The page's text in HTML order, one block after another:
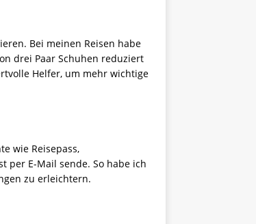
Bei meinen Reisen habe
drei Paar Schuhen reduziert
Helfer, um mehr wichtige
wie Reisepass,
per E-Mail sende. So habe ich
zu erleichtern.